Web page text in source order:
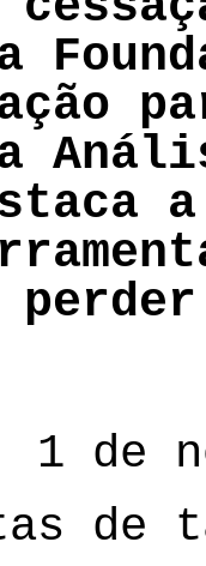
1 de
de